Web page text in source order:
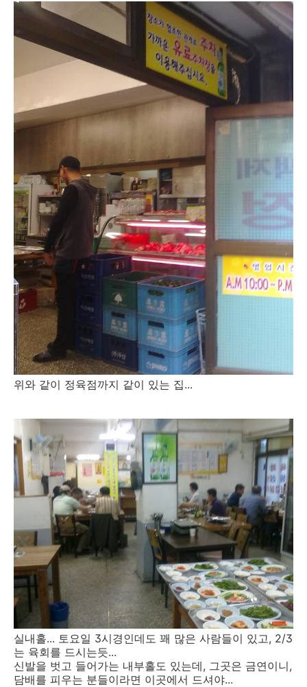
위와 같이 정육점까지 같이 있는 집...
실내홀... 토요일 3시경인데도 꽤 많은 사람들이 있고, 2/3
는 육회를 드시는듯...
신발을 벗고 들어가는 내부홀도 있는데, 그곳은 금연이니,
담배를 피우는 분들이라면 이곳에서 드셔야...